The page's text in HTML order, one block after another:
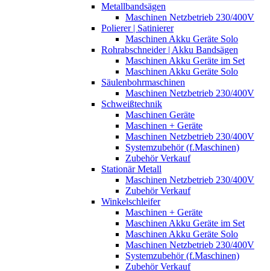
Metallbandsägen
Maschinen Netzbetrieb 230/400V
Polierer | Satinierer
Maschinen Akku Geräte Solo
Rohrabschneider | Akku Bandsägen
Maschinen Akku Geräte im Set
Maschinen Akku Geräte Solo
Säulenbohrmaschinen
Maschinen Netzbetrieb 230/400V
Schweißtechnik
Maschinen Geräte
Maschinen + Geräte
Maschinen Netzbetrieb 230/400V
Systemzubehör (f.Maschinen)
Zubehör Verkauf
Stationär Metall
Maschinen Netzbetrieb 230/400V
Zubehör Verkauf
Winkelschleifer
Maschinen + Geräte
Maschinen Akku Geräte im Set
Maschinen Akku Geräte Solo
Maschinen Netzbetrieb 230/400V
Systemzubehör (f.Maschinen)
Zubehör Verkauf